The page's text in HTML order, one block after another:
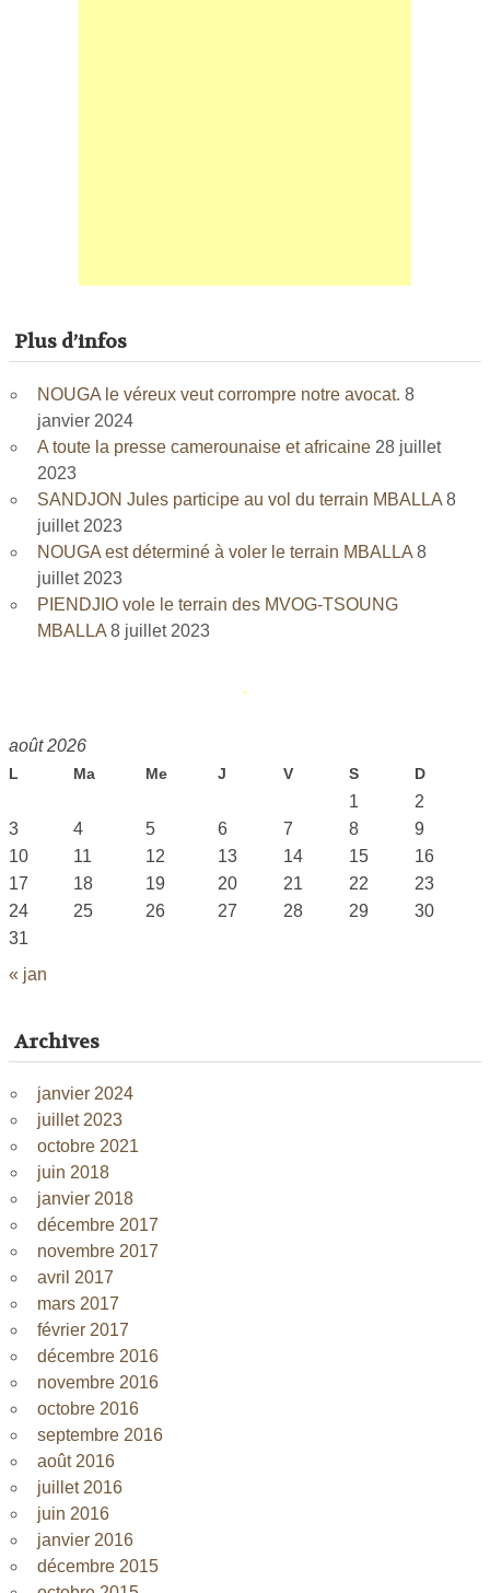
Plus d’infos
NOUGA le véreux veut corrompre notre avocat. 8
janvier 2024
A toute la presse camerounaise et africaine 28 juillet
2023
SANDJON Jules participe au vol du terrain MBALLA 8
juillet 2023
NOUGA est déterminé à voler le terrain MBALLA 8
juillet 2023
PIENDJIO vole le terrain des MVOG-TSOUNG
MBALLA 8 juillet 2023
août 2026
L Ma Me J V S D
« jan
1
2
3
4 5 6 7 8
9
10
11 12 13 14 15
16
17
18 19 20 21 22
23
24
25 26 27 28 29
30
31
Archives
janvier 2024
juillet 2023
octobre 2021
juin 2018
janvier 2018
décembre 2017
novembre 2017
avril 2017
mars 2017
février 2017
décembre 2016
novembre 2016
octobre 2016
septembre 2016
août 2016
juillet 2016
juin 2016
janvier 2016
décembre 2015